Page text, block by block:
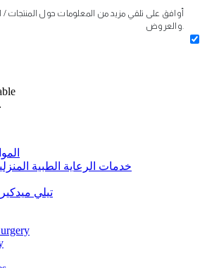
أوافق على تلقي مزيد من المعلومات حول المنتجات /
خدمات الرعاية الطبية
تيلي ميدكير